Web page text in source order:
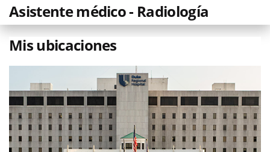
Asistente médico - Radiología
Mis ubicaciones